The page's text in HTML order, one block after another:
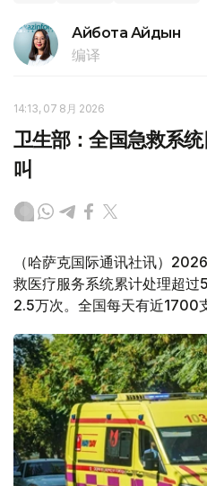
Айбота Айдын
编译
14:13, 07 8月 2026
卫生部：全国急救系
叫
（哈萨克国际通讯社讯）
救医疗服务系统累计处理超
2.5万次。全国每天有近1700